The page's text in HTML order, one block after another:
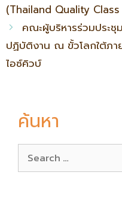
(Thailand Quality
คณะผู้บริหารร่วมประชุ
ปฏิบัติงาน ณ ขั้วโลกใต้ภา
ไอซ์คิวบ์
ค้นหา